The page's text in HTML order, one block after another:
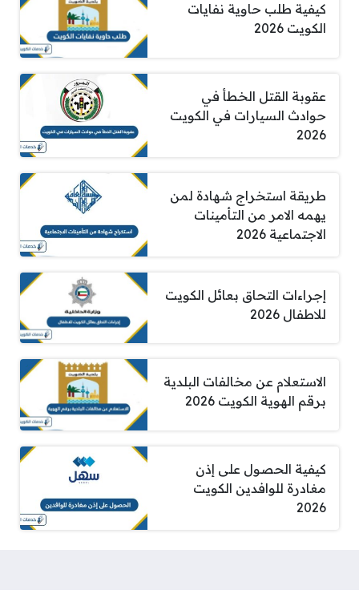
كيفية طلب حاوية نفايات
الكويت 2026
عقوبة القتل الخطأ في
حوادث السيارات في الكويت
2026
طريقة استخراج شهادة لمن
يهمه الامر من التأمينات
الاجتماعية 2026
إجراءات التحاق بعائل الكويت
للاطفال 2026
الاستعلام عن مخالفات البلدية
برقم الهوية الكويت 2026
كيفية الحصول على إذن
مغادرة للوافدين الكويت
2026